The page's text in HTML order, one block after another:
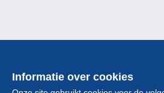
Informatie over cookies